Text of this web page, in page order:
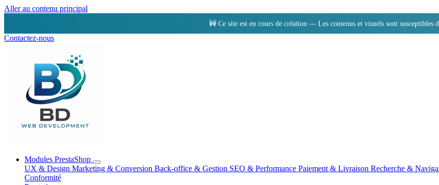
Aller au contenu principal
🚧 Ce site est en cours de création — Les contenus et visuels sont susceptibles
Contactez-nous
Modules PrestaShop
UX & Design Marketing & Conversion Back-office & Gestion SEO & Performance Paiement & Livraison Recherche &
Conformité